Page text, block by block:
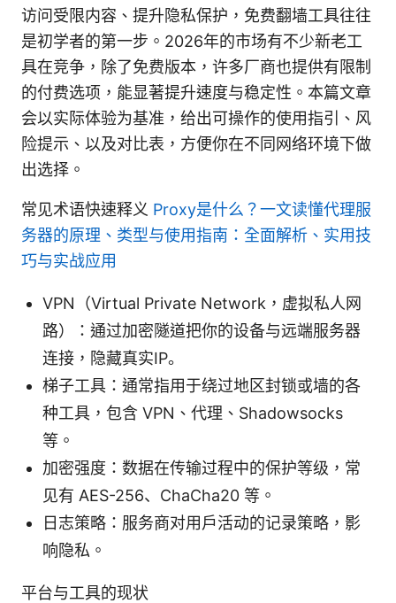
访问受限内容、提升隐私保护，免费翻墙工具往往
是初学者的第一步。2026年的市场有不少新老工
具在竞争，除了免费版本，许多厂商也提供有限制
的付费选项，能显著提升速度与稳定性。本篇文章
会以实际体验为基准，给出可操作的使用指引、风
险提示、以及对比表，方便你在不同网络环境下做
出选择。
常见术语快速释义 Proxy是什么？一文读懂代理服
务器的原理、类型与使用指南：全面解析、实用技
巧与实战应用
VPN（Virtual Private Network，虚拟私人网
路）：通过加密隧道把你的设备与远端服务器
连接，隐藏真实IP。
梯子工具：通常指用于绕过地区封锁或墙的各
种工具，包含 VPN、代理、Shadowsocks
等。
加密强度：数据在传输过程中的保护等级，常
见有 AES-256、ChaCha20 等。
日志策略：服务商对用户活动的记录策略，影
响隐私。
平台与工具的现状